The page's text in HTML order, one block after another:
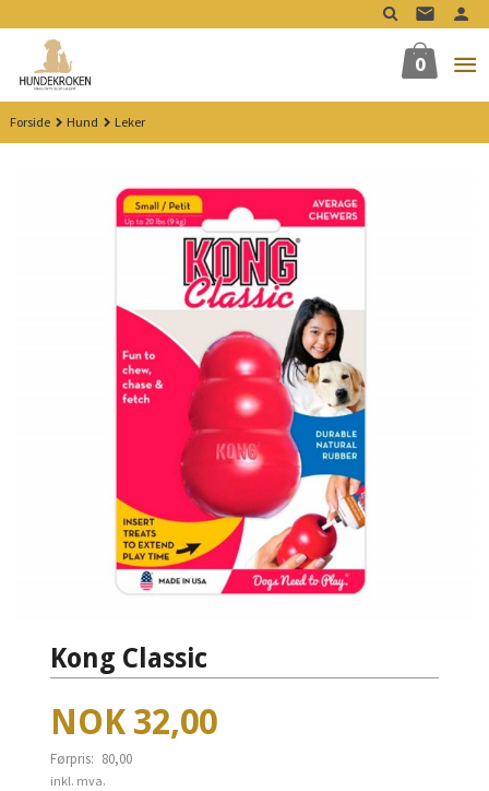
til
innholdet
0
Forside Hund Leker
Kong Classic
Tilbud
NOK 32,00
Førpris: 80,00
Rabatt
inkl. mva.